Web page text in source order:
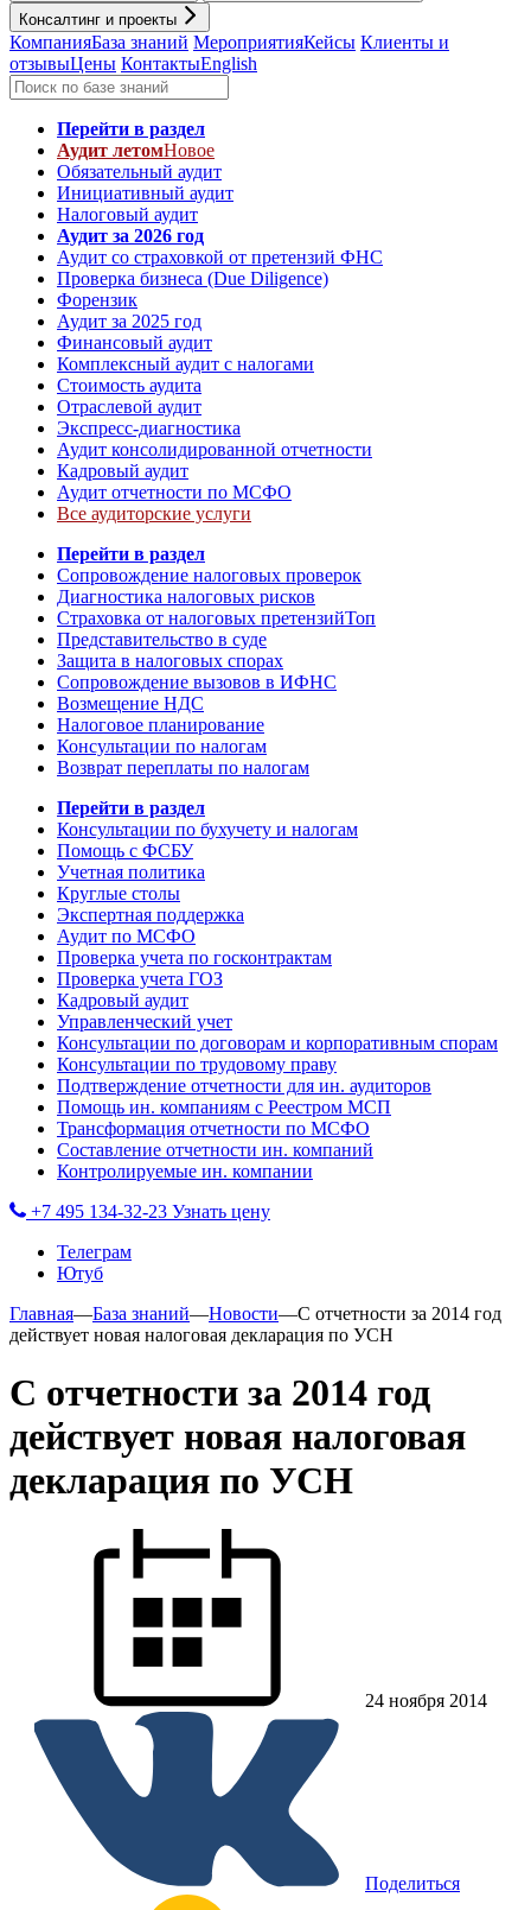
Консалтинг и проекты
КомпанияБаза знаний МероприятияКейсы Клиенты и
отзывыЦены КонтактыEnglish
Перейти в раздел
Аудит летомНовое
Обязательный аудит
Инициативный аудит
Налоговый аудит
Аудит за 2026 год
Аудит со страховкой от претензий ФНС
Проверка бизнеса (Due Diligence)
Форензик
Аудит за 2025 год
Финансовый аудит
Комплексный аудит с налогами
Стоимость аудита
Отраслевой аудит
Экспресс-диагностика
Аудит консолидированной отчетности
Кадровый аудит
Аудит отчетности по МСФО
Все аудиторские услуги
Перейти в раздел
Сопровождение налоговых проверок
Диагностика налоговых рисков
Страховка от налоговых претензийТоп
Представительство в суде
Защита в налоговых спорах
Сопровождение вызовов в ИФНС
Возмещение НДС
Налоговое планирование
Консультации по налогам
Возврат переплаты по налогам
Перейти в раздел
Консультации по бухучету и налогам
Помощь с ФСБУ
Учетная политика
Круглые столы
Экспертная поддержка
Аудит по МСФО
Проверка учета по госконтрактам
Проверка учета ГОЗ
Кадровый аудит
Управленческий учет
Консультации по договорам и корпоративным спорам
Консультации по трудовому праву
Подтверждение отчетности для ин. аудиторов
Помощь ин. компаниям с Реестром МСП
Трансформация отчетности по МСФО
Составление отчетности ин. компаний
Контролируемые ин. компании
+7 495 134-32-23 Узнать цену
Телеграм
Ютуб
Главная—База знаний—Новости—С отчетности за 2014 год
действует новая налоговая декларация по УСН
С отчетности за 2014 год
действует новая налоговая
декларация по УСН
24 ноября 2014
Поделиться